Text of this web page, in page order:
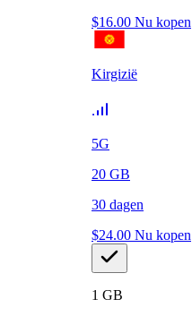
$16.00 Nu kopen
Kirgizië
5G
20 GB
30 dagen
$24.00 Nu kopen
1 GB